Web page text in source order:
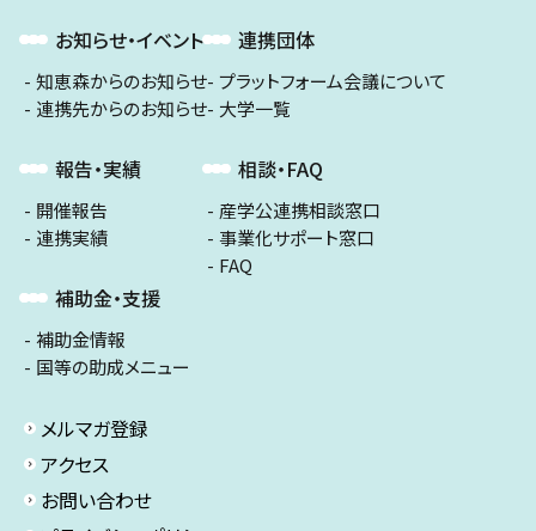
お知らせ・イベント
知恵森からのお知らせ
連携先からのお知らせ
報告・実績
開催報告
連携実績
補助金・支援
補助金情報
国等の助成メニュー
連携団体
プラットフォーム会議について
大学一覧
相談・FAQ
産学公連携相談窓口
事業化サポート窓口
FAQ
メルマガ登録
アクセス
お問い合わせ